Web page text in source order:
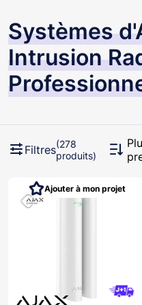
Systèmes
Intrusion
Filtres(278
produits)
Ajouter à mon projet